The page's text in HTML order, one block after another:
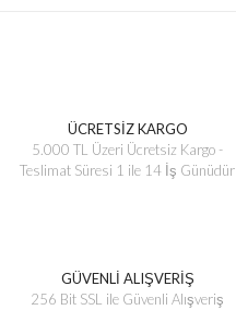
ÜCRETSİZ KARGO
5.000 TL Üzeri Ücretsiz Kargo -
Teslimat Süresi 1 ile 14 İş Günüdür
GÜVENLİ ALIŞVERİŞ
256 Bit SSL ile Güvenli Alışveriş